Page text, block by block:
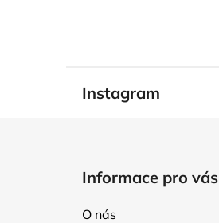
Instagram
Informace pro vás
O nás